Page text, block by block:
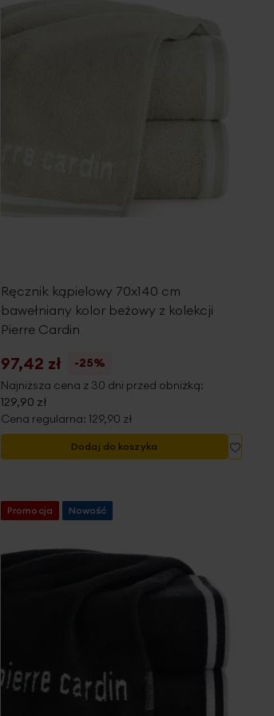
Ręcznik kąpielowy 70x140 cm
bawełniany kolor beżowy z kolekcji
Pierre Cardin
97,42 zł
-25%
Najniższa cena z 30 dni przed obniżką:
129,90 zł
Cena regularna: 129,90 zł
Dodaj do koszyka
Dodaj
do
Promocja Nowość